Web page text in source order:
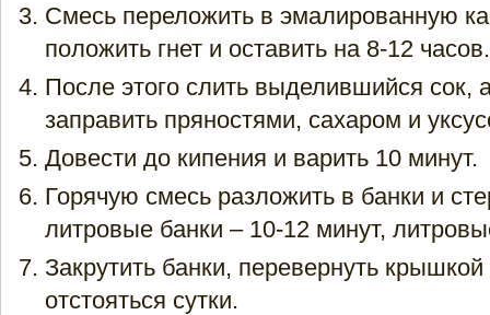
Смесь переложить в эмалированную
положить гнет и оставить на 8-12 часов.
После этого слить выделившийся сок,
заправить пряностями, сахаром и
Довести до кипения и варить 10 минут.
Горячую смесь разложить в банки и
литровые банки – 10-12 минут,
Закрутить банки, перевернуть крышкой
отстояться сутки.